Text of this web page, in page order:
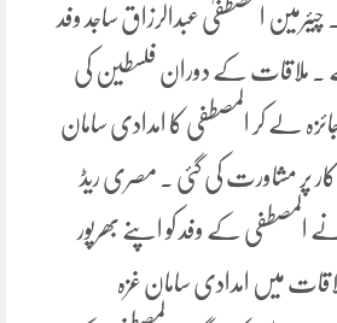
المصطفیٰ عبدالرزاق ساجد وفد
۔ ملاقات کے دوران فلسطین کی
لے کر المصطفی کا امدادی سامان
پر مشاورت کی گئی ۔ مصری ریڈ
کے وفد کو اپنے بھرپور
میں امدادی سامان غزہ